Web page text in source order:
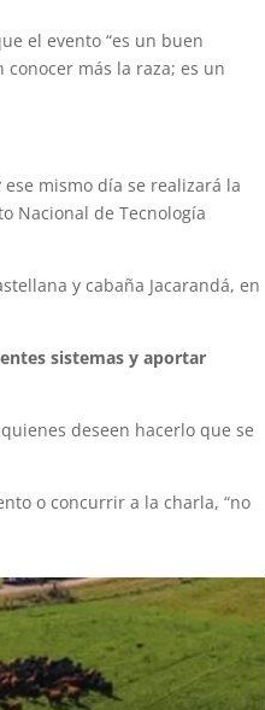
el evento “es un buen
más la raza; es un
mismo día se realizará la
Nacional de Tecnología
y cabaña Jacarandá, en
sistemas y aportar
deseen hacerlo que se
o concurrir a la charla, “no